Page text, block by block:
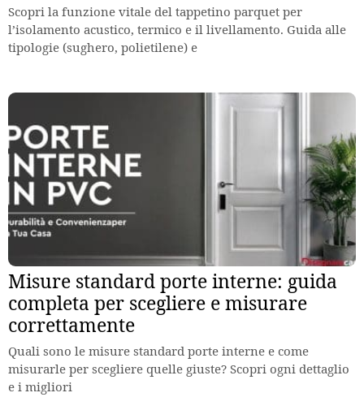
Scopri la funzione vitale del tappetino parquet per
l’isolamento acustico, termico e il livellamento. Guida alle
tipologie (sughero, polietilene) e
Misure standard porte interne: guida
completa per scegliere e misurare
correttamente
Quali sono le misure standard porte interne e come
misurarle per scegliere quelle giuste? Scopri ogni dettaglio
e i migliori